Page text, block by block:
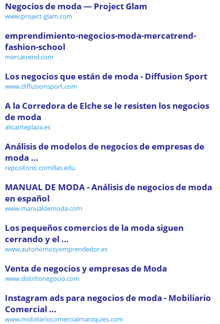
Negocios de moda — Project Glam
www.project-glam.com
emprendimiento-negocios-moda-mercatrend-
fashion-school
mercatrend.com
Los negocios que están de moda - Diffusion Sport
www.diffusionsport.com
A la Corredora de Elche se le resisten los negocios
de moda
alicanteplaza.es
Análisis de modelos de negocios de empresas de
moda ...
repositorio.comillas.edu
MANUAL DE MODA - Análisis de negocios de moda
en español
www.manualdemoda.com
Los pequeños comercios de la moda siguen
cerrando y el ...
www.autonomosyemprendedor.es
Venta de negocios y empresas de Moda
www.distritonegocio.com
Instagram ads para negocios de moda - Mobiliario
Comercial ...
www.mobiliariocomercialmaniquies.com